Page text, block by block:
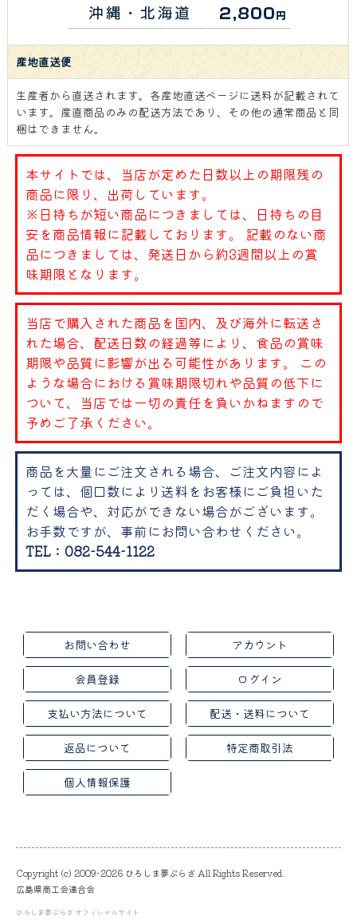
産地直送便
生産者から直送されます。各産地直送ページに送料が記載されて
います。産直商品のみの配送方法であり、その他の通常商品と同
梱はできません。
本サイトでは、当店が定めた日数以上の期限残の
商品に限り、出荷しています。
※日持ちが短い商品につきましては、日持ちの目
安を商品情報に記載しております。 記載のない商
品につきましては、発送日から約3週間以上の賞
味期限となります。
当店で購入された商品を国内、及び海外に転送さ
れた場合、配送日数の経過等により、食品の賞味
期限や品質に影響が出る可能性があります。 この
ような場合における賞味期限切れや品質の低下に
ついて、当店では一切の責任を負いかねますので
予めご了承ください。
商品を大量にご注文される場合、ご注文内容によ
っては、個口数により送料をお客様にご負担いた
だく場合や、対応ができない場合がございます。
お手数ですが、事前にお問い合わせください。
TEL：082-544-1122
お問い合わせ アカウント
会員登録 ログイン
支払い方法について 配送・送料について
返品について 特定商取引法
個人情報保護
Copyright (c) 2009-2026 ひろしま夢ぷらざ All Rights Reserved.
広島県商工会連合会
ひろしま夢ぷらざ オフィシャルサイト